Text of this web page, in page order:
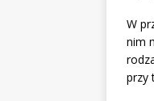
W
nim
przy